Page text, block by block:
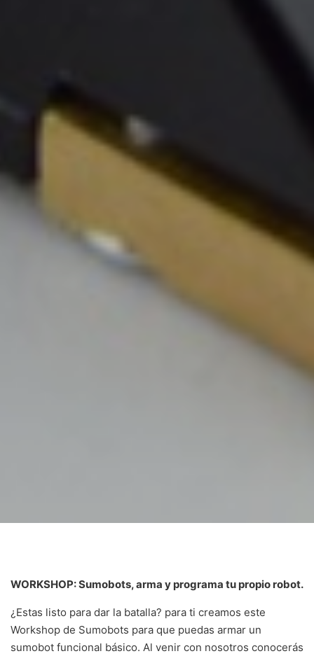
WORKSHOP:Sumobots, arma y programa tu propio robot.
¿Estas listo para dar la batalla? para ti creamos este
Workshop de Sumobots para que puedas armar un
sumobot funcional básico. Al venir con nosotros conocerás